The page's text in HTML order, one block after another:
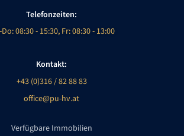
Telefonzeiten:
08:30 - 15:30, Fr: 08:30 - 13:00
Kontakt:
+43 (0)316 / 82 88 83
office@pu-hv.at
Verfügbare Immobilien